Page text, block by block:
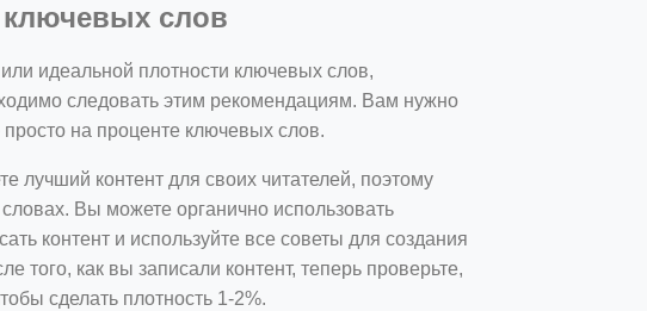
ключевых слов
идеальной плотности ключевых слов,
следовать этим рекомендациям. Вам нужно
на проценте ключевых слов.
лучший контент для своих читателей, поэтому
Вы можете органично использовать
контент и используйте все советы для создания
того, как вы записали контент, теперь проверьте,
сделать плотность 1-2%.